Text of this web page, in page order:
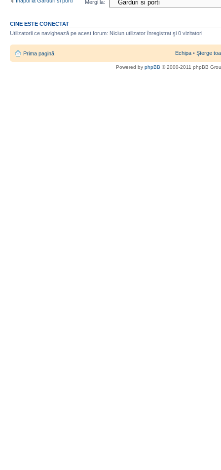
Mergi la:
CINE ESTE CONECTAT
Utilizatorii ce navighează pe acest forum: Niciun utilizator înregistrat şi 0 vizitatori
Prima pagină Echipa • Şterge
Powered by phpBB © 2000-2011 phpBB